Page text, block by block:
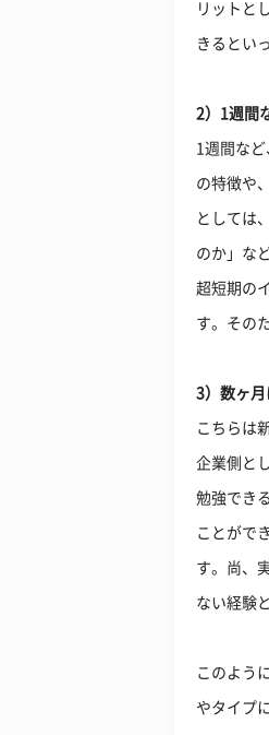
リットと
きるとい
2）1週間
1週間な
の特徴や
としては
のか」な
超短期の
す。その
3）数ヶ
こちらは
企業側と
勉強でき
ことがで
す。尚、
ない経験
このよう
やタイプ